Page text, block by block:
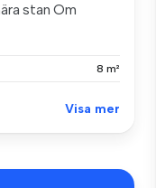
stan Om
8 m²
Visa mer